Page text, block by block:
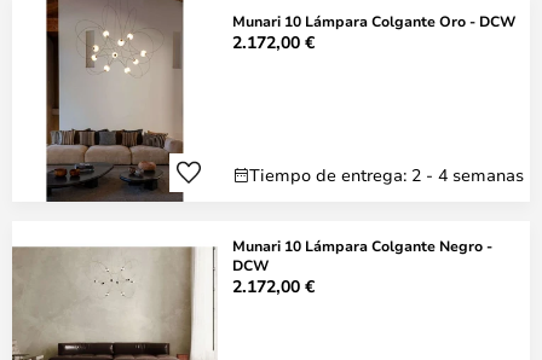
Munari 10 Lámpara Colgante Oro - DCW
2.172,00 €
Tiempo de entrega: 2 - 4 semanas
Munari 10 Lámpara Colgante Negro -
DCW
2.172,00 €